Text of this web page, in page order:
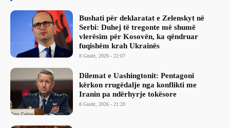
Bushati për deklaratat e Zelenskyt në
Serbi: Duhej të tregonte më shumë
vlerësim për Kosovën, ka qëndruar
fuqishëm krah Ukrainës
8 Gusht, 2026 - 22:07
Dilemat e Uashingtonit: Pentagoni
kërkon rrugëdalje nga konflikti me
Iranin pa ndërhyrje tokësore
8 Gusht, 2026 - 21:20